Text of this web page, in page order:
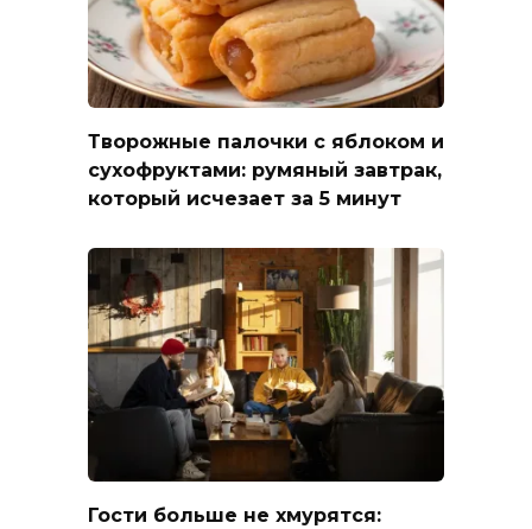
Творожные палочки с яблоком и
сухофруктами: румяный завтрак,
который исчезает за 5 минут
Гости больше не хмурятся: